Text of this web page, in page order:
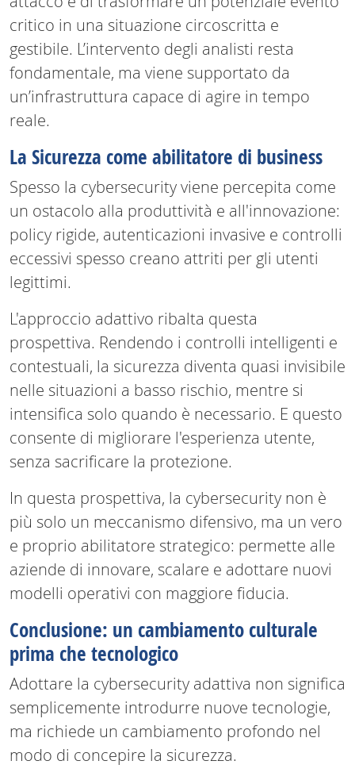
critico in una situazione circoscritta e
gestibile. L’intervento degli analisti resta
fondamentale, ma viene supportato da
un’infrastruttura capace di agire in tempo
reale.
La Sicurezza come abilitatore di business
Spesso la cybersecurity viene percepita come
un ostacolo alla produttività e all'innovazione:
policy rigide, autenticazioni invasive e controlli
eccessivi spesso creano attriti per gli utenti
legittimi.
L'approccio adattivo ribalta questa
prospettiva. Rendendo i controlli intelligenti e
contestuali, la sicurezza diventa quasi invisibile
nelle situazioni a basso rischio, mentre si
intensifica solo quando è necessario. E questo
consente di migliorare l'esperienza utente,
senza sacrificare la protezione.
In questa prospettiva, la cybersecurity non è
più solo un meccanismo difensivo, ma un vero
e proprio abilitatore strategico: permette alle
aziende di innovare, scalare e adottare nuovi
modelli operativi con maggiore fiducia.
Conclusione: un cambiamento culturale
prima che tecnologico
Adottare la cybersecurity adattiva non significa
semplicemente introdurre nuove tecnologie,
ma richiede un cambiamento profondo nel
modo di concepire la sicurezza.